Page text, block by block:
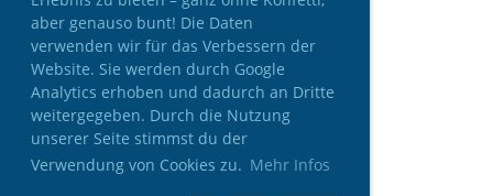
aber genauso bunt! Die Daten
verwenden wir für das Verbessern der
Website. Sie werden durch Google
Analytics erhoben und dadurch an Dritte
weitergegeben. Durch die Nutzung
unserer Seite stimmst du der
Verwendung von Cookies zu. Mehr Infos